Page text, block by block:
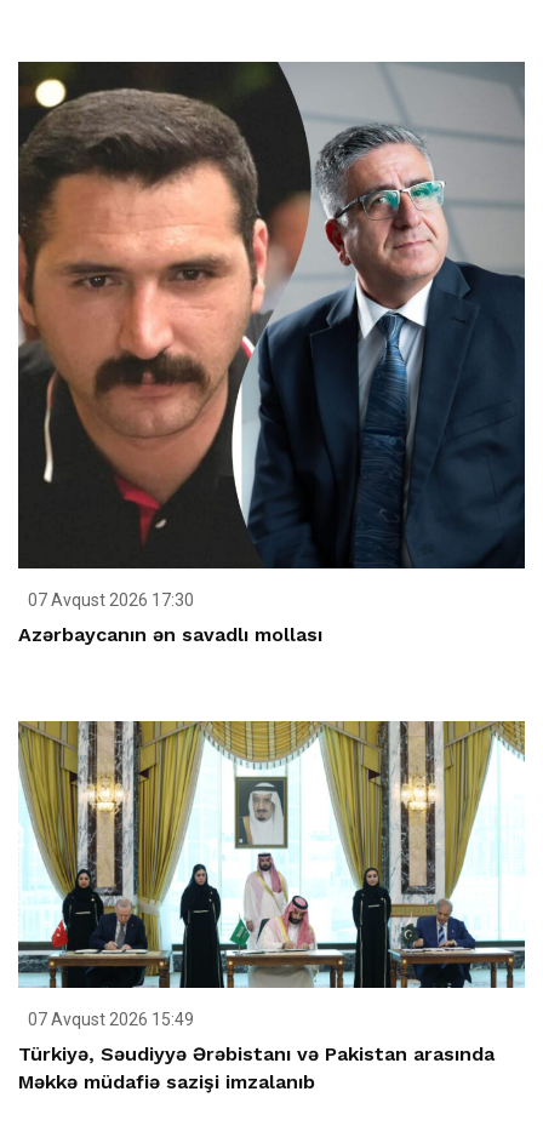
07 Avqust 2026 17:30
Azərbaycanın ən savadlı mollası
07 Avqust 2026 15:49
Türkiyə, Səudiyyə Ərəbistanı və Pakistan arasında
Məkkə müdafiə sazişi imzalanıb